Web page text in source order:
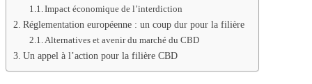
Impact économique de l’interdiction
Réglementation européenne : un coup dur pour la filière
Alternatives et avenir du marché du CBD
Un appel à l’action pour la filière CBD